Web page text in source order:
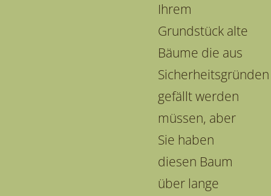
Ihrem
Grundstück alte
Bäume die aus
Sicherheitsgründen
gefällt werden
müssen, aber
Sie haben
diesen Baum
über lange